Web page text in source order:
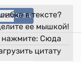
DATAв тексте?
ее мышкой!
Сюда
цитату